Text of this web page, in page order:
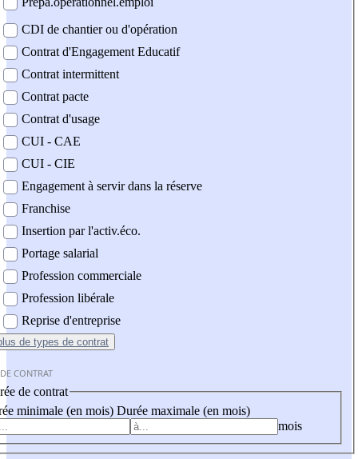
CDI de chantier ou d'opération
Contrat d'Engagement Educatif
Contrat intermittent
Contrat pacte
Contrat d'usage
CUI - CAE
CUI - CIE
Engagement à servir dans la réserve
Franchise
Insertion par l'activ.éco.
Portage salarial
Profession commerciale
Profession libérale
Reprise d'entreprise
de types de contrat
CONTRAT
de contrat
minimale (en mois) Durée maximale (en mois)
mois